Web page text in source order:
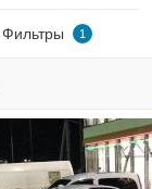
Фильтры 1